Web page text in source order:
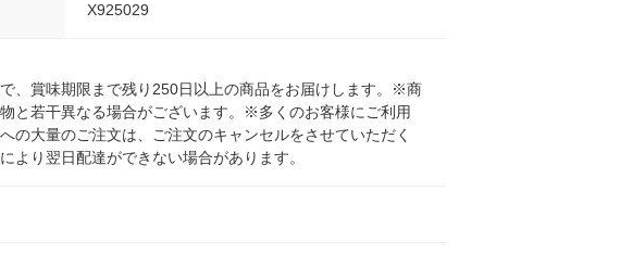
X925029
、賞味期限まで残り250日以上の商品をお届けします。※商
と若干異なる場合がございます。※多くのお客様にご利用
の大量のご注文は、ご注文のキャンセルをさせていただく
り翌日配達ができない場合があります。